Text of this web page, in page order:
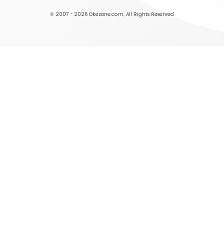
© 2007 - 2026 Okezone.com, All Rights Reserved